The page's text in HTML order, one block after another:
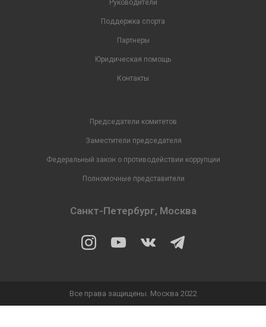
Руководители
Поддержка спорта
Партнеры
Юридическая помощь
Контакты
Председатели комитетов
Заместители председателя
Федеральный закон о противодействии коррупции
Полномочные представители
Санкт-Петербург, Москва
Все права защищены. Москва 2022